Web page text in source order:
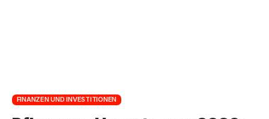
FINANZEN UND INVESTITIONEN